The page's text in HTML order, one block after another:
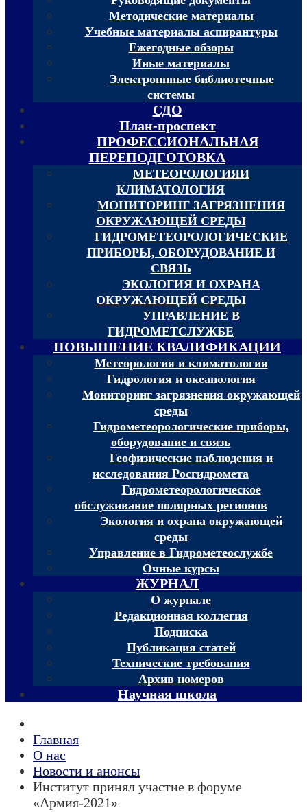
Методические материалы
Учебные материалы аспирантуры
Ежегодные обзоры
Иные материалы
Электроннные библиотечные
системы
СДО
План-проспект
ПРОФЕССИОНАЛЬНАЯ
ПЕРЕПОДГОТОВКА
МЕТЕОРОЛОГИЯИ
КЛИМАТОЛОГИЯ
МОНИТОРИНГ ЗАГРЯЗНЕНИЯ
ОКРУЖАЮЩЕЙ СРЕДЫ
ГИДРОМЕТЕОРОЛОГИЧЕСКИЕ
ПРИБОРЫ, ОБОРУДОВАНИЕ И
СВЯЗЬ
ЭКОЛОГИЯ И ОХРАНА
ОКРУЖАЮЩЕЙ СРЕДЫ
УПРАВЛЕНИЕ В
ГИДРОМЕТСЛУЖБЕ
ПОВЫШЕНИЕ КВАЛИФИКАЦИИ
Метеорология и климатология
Гидрология и океанология
Мониторинг загрязнения окружающей
среды
Гидрометеорологические приборы,
оборудование и связь
Геофизические наблюдения и
исследования Росгидромета
Гидрометеорологическое
обслуживание полярных регионов
Экология и охрана окружающей
среды
Управление в Гидрометеослужбе
Очные курсы
ЖУРНАЛ
О журнале
Редакционная коллегия
Подписка
Публикация статей
Технические требования
Архив номеров
Научная школа
Главная
О нас
Новости и анонсы
Институт принял участие в форуме
«Армия-2021»